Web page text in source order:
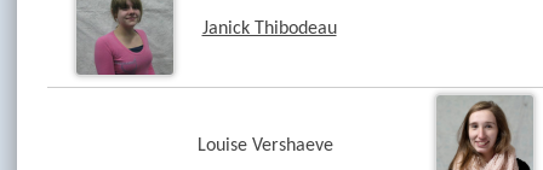
Janick Thibodeau
Louise Vershaeve